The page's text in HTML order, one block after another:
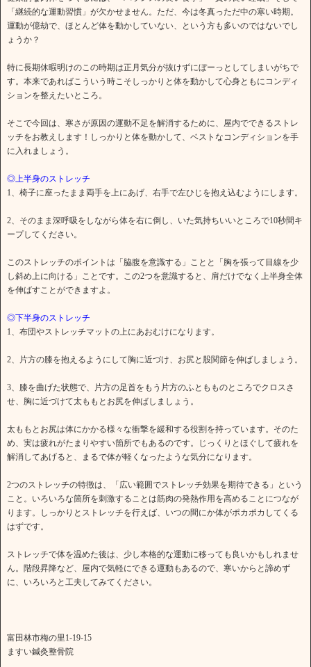
「継続的な運動習慣」が欠かせません。ただ、今は冬真っただ中の寒い時期。
運動が億劫で、ほとんど体を動かしていない、という方も多いのではないでし
ょうか？
特に長期休暇明けのこの時期は正月気分が抜けずにぼーっとしてしまいがちで
す。本来であればこういう時こそしっかりと体を動かして心身ともにコンディ
ションを整えたいところ。
そこで今回は、寒さが原因の運動不足を解消するために、屋内でできるストレ
ッチをお教えします！しっかりと体を動かして、ベストなコンディションを手
に入れましょう。
◎上半身のストレッチ
1、椅子に座ったまま両手を上にあげ、右手で左ひじを抱え込むようにします。
2、そのまま深呼吸をしながら体を右に倒し、いた気持ちいいところで10秒間キ
ープしてください。
このストレッチのポイントは「脇腹を意識する」ことと「胸を張って目線を少
し斜め上に向ける」ことです。この2つを意識すると、肩だけでなく上半身全体
を伸ばすことができますよ。
◎下半身のストレッチ
1、布団やストレッチマットの上にあおむけになります。
2、片方の膝を抱えるようにして胸に近づけ、お尻と股関節を伸ばしましょう。
3、膝を曲げた状態で、片方の足首をもう片方のふともものところでクロスさ
せ、胸に近づけて太ももとお尻を伸ばしましょう。
太ももとお尻は体にかかる様々な衝撃を緩和する役割を持っています。そのた
め、実は疲れがたまりやすい箇所でもあるのです。じっくりとほぐして疲れを
解消してあげると、まるで体が軽くなったような気分になります。
2つのストレッチの特徴は、「広い範囲でストレッチ効果を期待できる」という
こと。いろいろな箇所を刺激することは筋肉の発熱作用を高めることにつなが
ります。しっかりとストレッチを行えば、いつの間にか体がポカポカしてくる
はずです。
ストレッチで体を温めた後は、少し本格的な運動に移っても良いかもしれませ
ん。階段昇降など、屋内で気軽にできる運動もあるので、寒いからと諦めず
に、いろいろと工夫してみてください。
富田林市梅の里1-19-15
ますい鍼灸整骨院